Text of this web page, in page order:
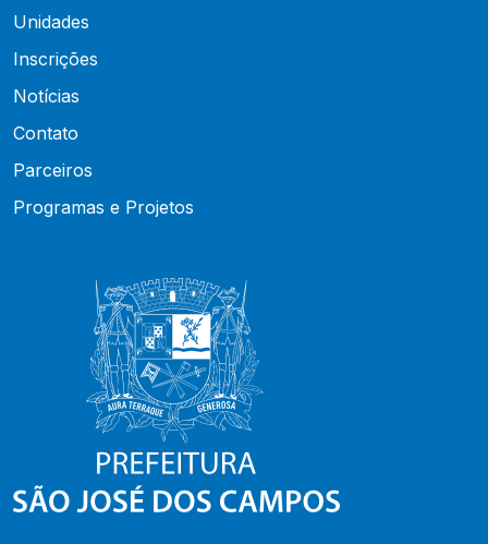
Unidades
Inscrições
Notícias
Contato
Parceiros
Programas e Projetos